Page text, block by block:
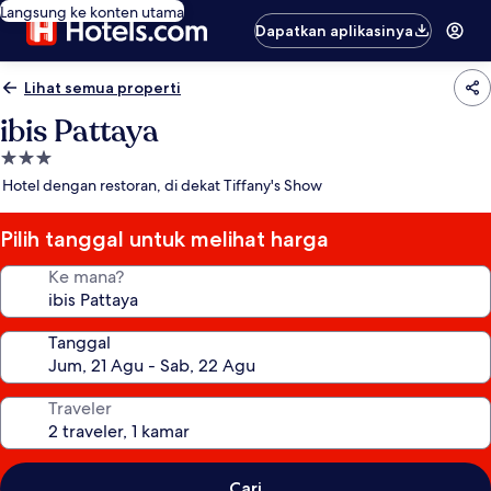
Langsung ke konten utama
Dapatkan aplikasinya
Lihat semua properti
ibis Pattaya
Properti
bintang
Hotel dengan restoran, di dekat Tiffany's Show
Pilih tanggal untuk melihat harga
Ke mana?
Tanggal
Traveler